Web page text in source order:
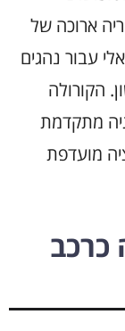
ארוכה של
עבור נהגים
הקורולה
מתקדמת
מועדפת
כרכב